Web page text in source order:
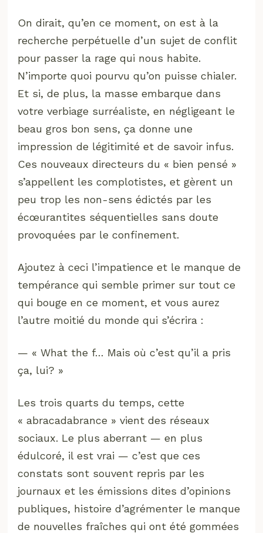
On dirait, qu’en ce moment, on est à la
recherche perpétuelle d’un sujet de conflit
pour passer la rage qui nous habite.
N’importe quoi pourvu qu’on puisse chialer.
Et si, de plus, la masse embarque dans
votre verbiage surréaliste, en négligeant le
beau gros bon sens, ça donne une
impression de légitimité et de savoir infus.
Ces nouveaux directeurs du « bien pensé »
s’appellent les complotistes, et gèrent un
peu trop les non-sens édictés par les
écœurantites séquentielles sans doute
provoquées par le confinement.
Ajoutez à ceci l’impatience et le manque de
tempérance qui semble primer sur tout ce
qui bouge en ce moment, et vous aurez
l’autre moitié du monde qui s’écrira :
— « What the f… Mais où c’est qu’il a pris
ça, lui? »
Les trois quarts du temps, cette
« abracadabrance » vient des réseaux
sociaux. Le plus aberrant — en plus
édulcoré, il est vrai — c’est que ces
constats sont souvent repris par les
journaux et les émissions dites d’opinions
publiques, histoire d’agrémenter le manque
de nouvelles fraîches qui ont été gommées